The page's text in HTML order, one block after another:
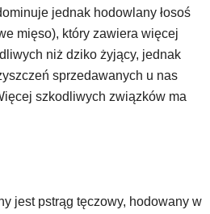
jednak hodowlany łosoś
mięso), który zawiera więcej
niż dziko żyjący, jednak
sprzedawanych u nas
szkodliwych związków ma
jest pstrąg tęczowy, hodowany w